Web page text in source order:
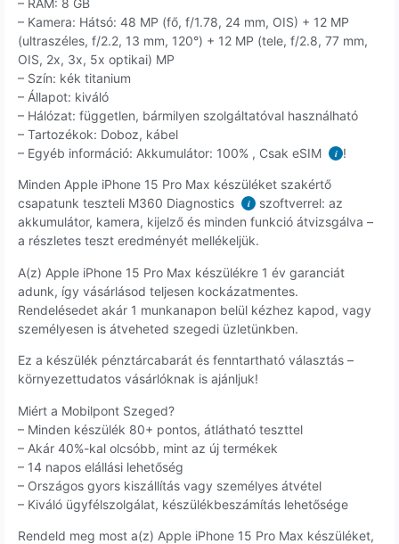
– RAM: 8 GB
– Kamera: Hátsó: 48 MP (fő, f/1.78, 24 mm, OIS) + 12 MP
(ultraszéles, f/2.2, 13 mm, 120°) + 12 MP (tele, f/2.8, 77 mm,
OIS, 2x, 3x, 5x optikai) MP
– Szín: kék titanium
– Állapot: kiváló
– Hálózat: független, bármilyen szolgáltatóval használható
– Tartozékok: Doboz, kábel
– Egyéb információ: Akkumulátor: 100% , Csak eSIM
i !
Minden Apple iPhone 15 Pro Max készüléket szakértő
csapatunk teszteli M360 Diagnostics
i
szoftverrel: az
akkumulátor, kamera, kijelző és minden funkció átvizsgálva –
a részletes teszt eredményét mellékeljük.
A(z) Apple iPhone 15 Pro Max készülékre 1 év garanciát
adunk, így vásárlásod teljesen kockázatmentes.
Rendelésedet akár 1 munkanapon belül kézhez kapod, vagy
személyesen is átveheted szegedi üzletünkben.
Ez a készülék pénztárcabarát és fenntartható választás –
környezettudatos vásárlóknak is ajánljuk!
Miért a Mobilpont Szeged?
– Minden készülék 80+ pontos, átlátható teszttel
– Akár 40%-kal olcsóbb, mint az új termékek
– 14 napos elállási lehetőség
– Országos gyors kiszállítás vagy személyes átvétel
– Kiváló ügyfélszolgálat, készülékbeszámítás lehetősége
Rendeld meg most a(z) Apple iPhone 15 Pro Max készüléket,